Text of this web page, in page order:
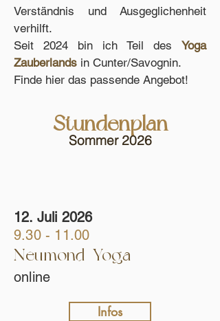
Verständnis und Ausgeglichenheit
verhilft.
Seit 2024 bin ich Teil des Yoga
Zauberlands in Cunter/Savognin.
Finde hier das passende Angebot!
Stundenplan
Sommer 2026
12. Juli 2026
9.30 - 11.00
Neumond-Yoga
online
Infos